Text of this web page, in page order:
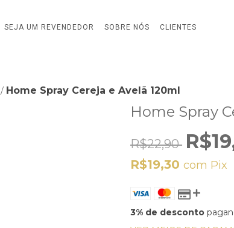
SEJA UM REVENDEDOR SOBRE NÓS CLIENTES
/ Home Spray Cereja e Avelã 120ml
Home Spray
R$22,90
R$19,30com Pix
3% de desconto